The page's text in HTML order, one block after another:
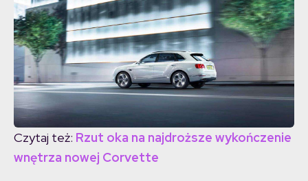
Czytaj też: Rzut oka na najdroższe wykończenie
wnętrza nowej Corvette